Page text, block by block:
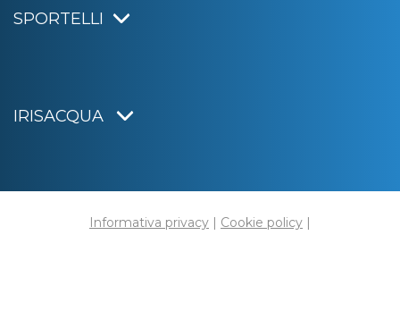
SPORTELLI
IRISACQUA
Informativa privacy | Cookie policy |